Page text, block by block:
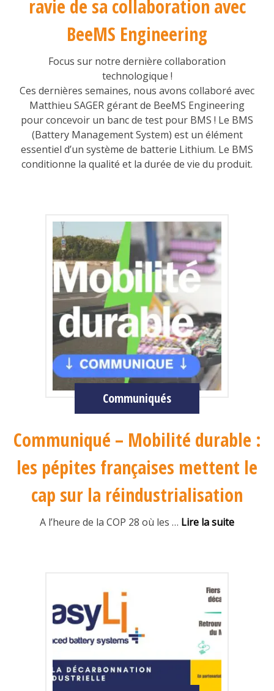
ravie de sa collaboration avec
BeeMS Engineering
Focus sur notre dernière collaboration
technologique !
Ces dernières semaines, nous avons collaboré avec
Matthieu SAGER gérant de BeeMS Engineering
pour concevoir un banc de test pour BMS ! Le BMS
(Battery Management System) est un élément
essentiel d’un système de batterie Lithium. Le BMS
conditionne la qualité et la durée de vie du produit.
Communiqués
Communiqué – Mobilité durable :
les pépites françaises mettent le
cap sur la réindustrialisation
A l’heure de la COP 28 où les … Lire la suite